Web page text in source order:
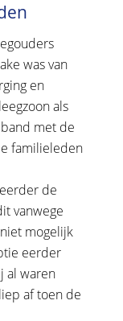
was van
en
als
met de
familieleden
de
vanwege
mogelijk
eerder
al waren
af toen de